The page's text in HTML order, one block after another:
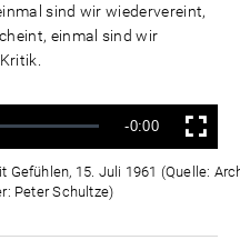
sind wir wiedervereint,
einmal sind wir
Verbleibende
Zeit
-0:00 Vollbild
15. Juli 1961 (Quelle:
Peter Schultze)